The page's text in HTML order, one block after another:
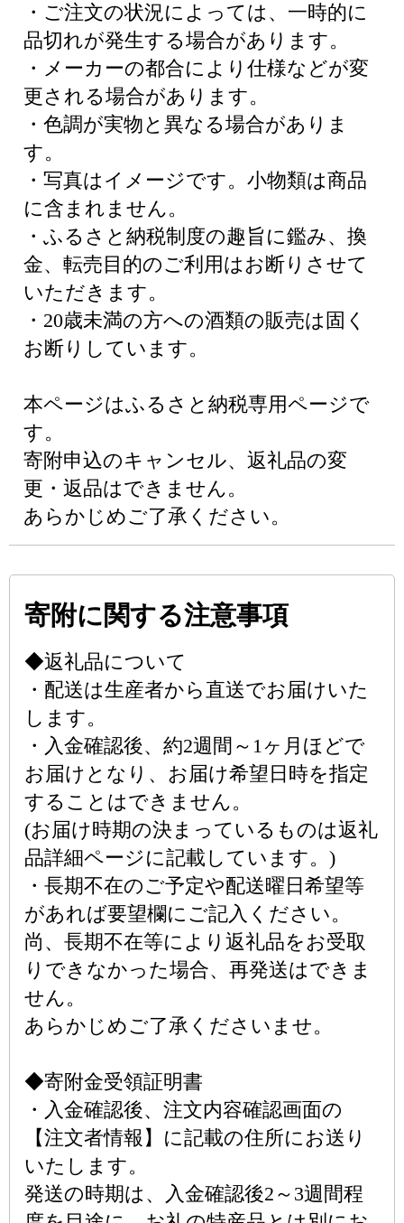
・ご注文の状況によっては、一時的に
品切れが発生する場合があります。
・メーカーの都合により仕様などが変
更される場合があります。
・色調が実物と異なる場合がありま
す。
・写真はイメージです。小物類は商品
に含まれません。
・ふるさと納税制度の趣旨に鑑み、換
金、転売目的のご利用はお断りさせて
いただきます。
・20歳未満の方への酒類の販売は固く
お断りしています。
本ページはふるさと納税専用ページで
す。
寄附申込のキャンセル、返礼品の変
更・返品はできません。
あらかじめご了承ください。
寄附に関する注意事項
◆返礼品について
・配送は生産者から直送でお届けいた
します。
・入金確認後、約2週間～1ヶ月ほどで
お届けとなり、お届け希望日時を指定
することはできません。
(お届け時期の決まっているものは返礼
品詳細ページに記載しています。)
・長期不在のご予定や配送曜日希望等
があれば要望欄にご記入ください。
尚、長期不在等により返礼品をお受取
りできなかった場合、再発送はできま
せん。
あらかじめご了承くださいませ。
◆寄附金受領証明書
・入金確認後、注文内容確認画面の
【注文者情報】に記載の住所にお送り
いたします。
発送の時期は、入金確認後2～3週間程